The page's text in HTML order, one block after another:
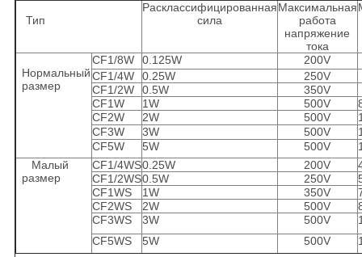
Тип
Расклассифицированная
сила
Максимальная
работа
напряжение
тока
Нормальный
размер
CF1/8W 0.125W
200V
CF1/4W
0.25W
250V
CF1/2W
0.5W
350V
CF1W
1W 500V
CF2W
2W 500V
CF3W
3W 500V
CF5W
5W 500V
Малый
размер
CF1/4WS0.25W 200V
CF1/2WS0.5W 250V
CF1WS
1W 350V
CF2WS
2W 500V
CF3WS
3W 500V
CF5WS
5W 500V